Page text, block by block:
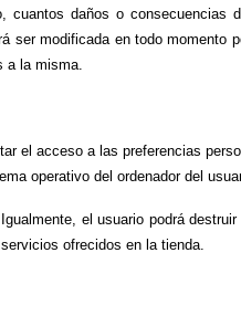
cuantos daños o consecuencias
ser modificada en todo momento
a la misma.
el acceso a las preferencias
operativo del ordenador del
el usuario podrá
ofrecidos en la tienda.